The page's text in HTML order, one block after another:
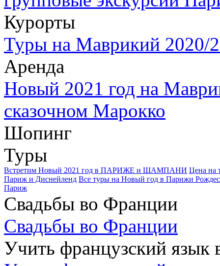
Курорты
Туры на Маврикий 2020/
Аренда
Новый 2021 год на
сказочном Марокко
Шопинг
Туры
Встретим Новый 2021 год в ПАРИЖЕ и ШАМПАНИ Цена на
Париж и Диснейленд Все туры на Новый год в Парижи
Париж
Свадьбы во Франции
Свадьбы во Франции
Учить французский язык